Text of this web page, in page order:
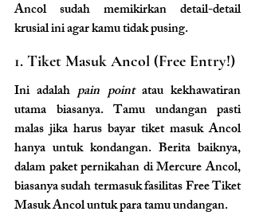
Ancol sudah memikirkan detail-detail
krusial ini agar kamu tidak pusing.
1. Tiket Masuk Ancol (Free Entry!)
Ini adalah pain point atau kekhawatiran
utama biasanya. Tamu undangan pasti
malas jika harus bayar tiket masuk Ancol
hanya untuk kondangan. Berita baiknya,
dalam paket pernikahan di Mercure Ancol,
biasanya sudah termasuk fasilitas Free Tiket
Masuk Ancol untuk para tamu undangan.